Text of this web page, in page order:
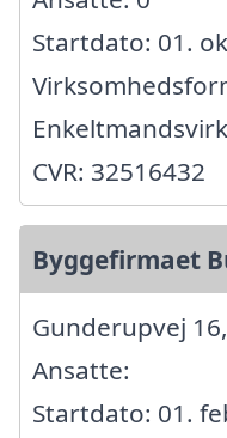
Startdato: 01.
CVR: 32516432
Byggefirmaet
Gunderupvej
Ansatte:
Startdato: 01.